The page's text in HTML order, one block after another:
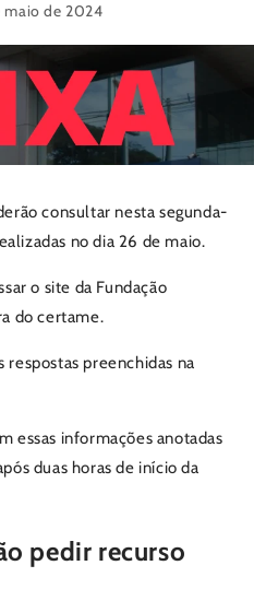
maio de 2024
consultar nesta segunda-
no dia 26 de maio.
o site da Fundação
do certame.
respostas preenchidas na
essas informações anotadas
duas horas de início da
pedir recurso